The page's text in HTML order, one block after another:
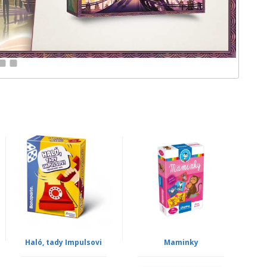
Haló, tady Impulsovi Maminky